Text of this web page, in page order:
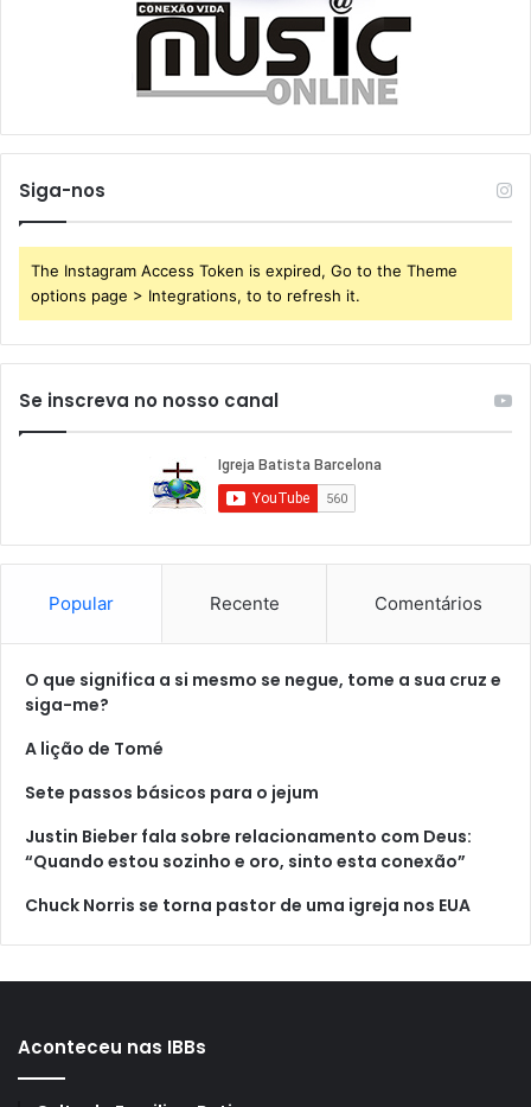
Siga-nos
The Instagram Access Token is expired, Go to the Theme
options page > Integrations, to to refresh it.
Se inscreva no nosso canal
Popular Recente Comentários
O que significa a si mesmo se negue, tome a sua cruz e
siga-me?
A lição de Tomé
Sete passos básicos para o jejum
Justin Bieber fala sobre relacionamento com Deus:
“Quando estou sozinho e oro, sinto esta conexão”
Chuck Norris se torna pastor de uma igreja nos EUA
Aconteceu nas IBBs